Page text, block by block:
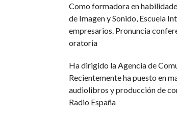
Como formadora en
de Imagen y Sonido, Escuela
empresarios. Pronuncia
oratoria
Ha dirigido la Agencia de
Recientemente ha puesto en
audiolibros y producción de
Radio España